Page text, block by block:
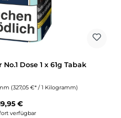
Dose 1 x 61g Tabak
(327,05 €* / 1 Kilogramm)
Preis:
€
verfügbar